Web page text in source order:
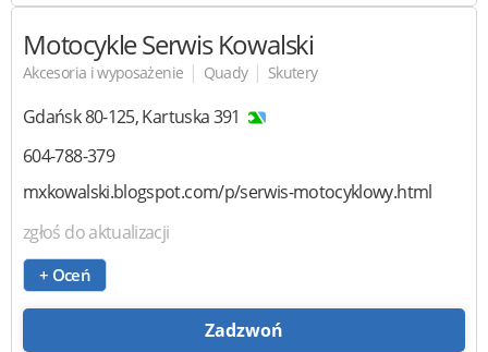
Motocykle Serwis Kowalski
Akcesoria i wyposażenie | Quady | Skutery
Gdańsk80-125,Kartuska 391
604-788-379
mxkowalski.blogspot.com/p/serwis-motocyklowy.html
zgłoś do aktualizacji
+ Oceń
Zadzwoń